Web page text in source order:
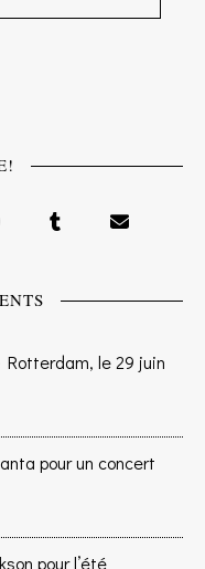
le 29 juin
pour un concert
pour l’été